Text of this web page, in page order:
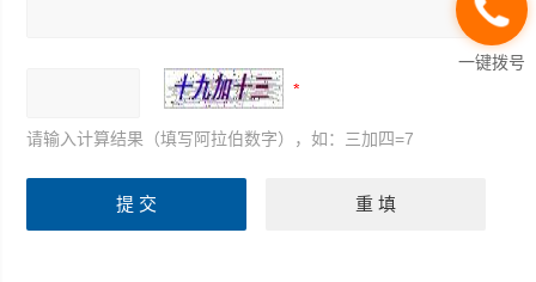
请输入计算结果（填写阿拉伯数字），如：三加四=7
一键拨号